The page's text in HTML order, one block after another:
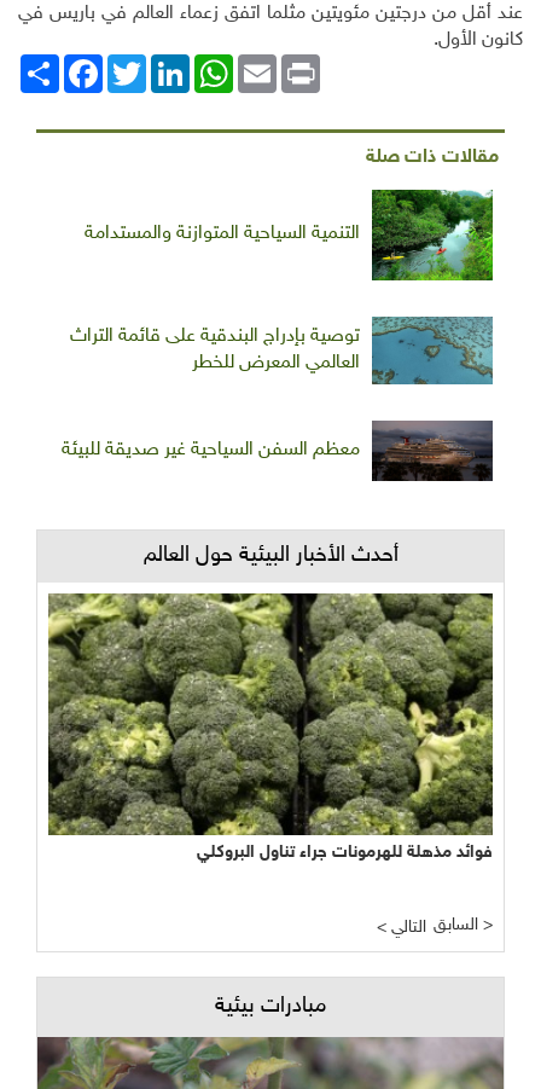
عند أقل من درجتين مئويتين مثلما اتفق زعماء العالم في باريس في
كانون الأول.
انشر
FacebookTwitterLinkedIn
WhatsAppEmail Print
مقالات ذات صلة
التنمية السياحية المتوازنة والمستدامة
توصية بإدراج البندقية على قائمة التراث
العالمي المعرض للخطر
معظم السفن السياحية غير صديقة للبيئة
أحدث الأخبار البيئية حول العالم
فوائد مذهلة للهرمونات جراء تناول البروكلي
< التالي السابق >
مبادرات بيئية